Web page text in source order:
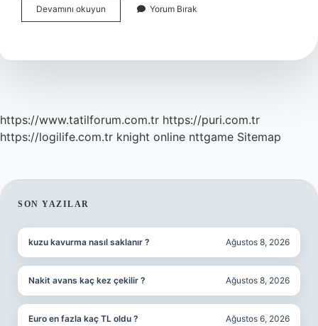
Devamını okuyun Şanlıurfa
Eski
Kaç
Yorum Bırak
https://www.tatilforum.com.tr https://puri.com.tr
https://logilife.com.tr knight online nttgame Sitemap
SIDEBAR
SON YAZILAR
kuzu kavurma nasıl saklanır ? Ağustos 8, 2026
Nakit avans kaç kez çekilir ? Ağustos 8, 2026
Euro en fazla kaç TL oldu ? Ağustos 6, 2026